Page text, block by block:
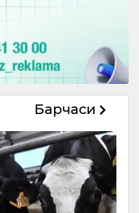
Барчаси